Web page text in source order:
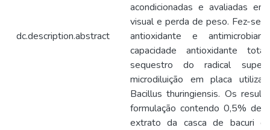
dc.description.abstract
acondicionadas e avaliadas
visual e perda de peso. Fez-se,
antioxidante e
capacidade antioxidante
sequestro do radical
microdiluição em placa
Bacillus thuringiensis. Os
formulação contendo 0,5% de
extrato da casca de bacuri